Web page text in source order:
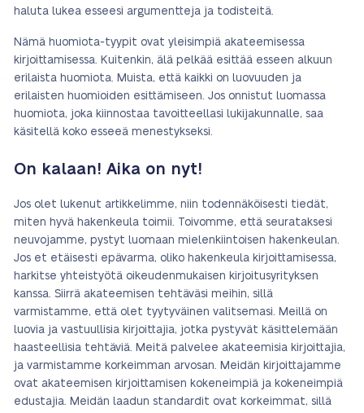
haluta lukea esseesi argumentteja ja todisteitä.
Nämä huomiota-tyypit ovat yleisimpiä akateemisessa
kirjoittamisessa. Kuitenkin, älä pelkää esittää esseen alkuun
erilaista huomiota. Muista, että kaikki on luovuuden ja
erilaisten huomioiden esittämiseen. Jos onnistut luomassa
huomiota, joka kiinnostaa tavoitteellasi lukijakunnalle, saa
käsitellä koko esseeä menestykseksi.
On kalaan! Aika on nyt!
Jos olet lukenut artikkelimme, niin todennäköisesti tiedät,
miten hyvä hakenkeula toimii. Toivomme, että seurataksesi
neuvojamme, pystyt luomaan mielenkiintoisen hakenkeulan.
Jos et etäisesti epävarma, oliko hakenkeula kirjoittamisessa,
harkitse yhteistyötä oikeudenmukaisen kirjoitusyrityksen
kanssa. Siirrä akateemisen tehtäväsi meihin, sillä
varmistamme, että olet tyytyväinen valitsemasi. Meillä on
luovia ja vastuullisia kirjoittajia, jotka pystyvät käsittelemään
haasteellisia tehtäviä. Meitä palvelee akateemisia kirjoittajia,
ja varmistamme korkeimman arvosan. Meidän kirjoittajamme
ovat akateemisen kirjoittamisen kokeneimpiä ja kokeneimpiä
edustajia. Meidän laadun standardit ovat korkeimmat, sillä